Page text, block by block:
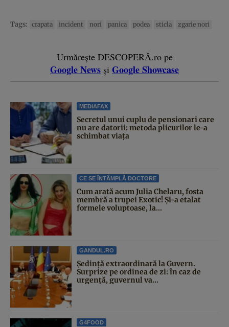
Tags: crapata incident nori panica podea sticla zgarie nori
Urmărește DESCOPERĂ.ro pe
Google News și Google Showcase
MEDIAFAX
Secretul unui cuplu de pensionari care
nu are datorii: metoda plicurilor le-a
schimbat viața
CE SE ÎNTÂMPLĂ DOCTORE
Cum arată acum Julia Chelaru, fosta
membră a trupei Exotic! Și-a etalat
formele voluptoase, la...
GANDUL.RO
Şedinţă extraordinară la Guvern.
Surprize pe ordinea de zi: în caz de
urgență, guvernul va...
G4FOOD